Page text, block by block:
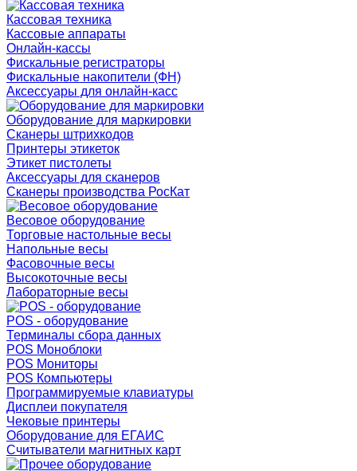
Кассовая техника
Кассовые аппараты
Онлайн-кассы
Фискальные регистраторы
Фискальные накопители (ФН)
Аксессуары для онлайн-касс
Оборудование для маркировки
Сканеры штрихкодов
Принтеры этикеток
Этикет пистолеты
Аксессуары для сканеров
Сканеры производства РосКат
Весовое оборудование
Торговые настольные весы
Напольные весы
Фасовочные весы
Высокоточные весы
Лабораторные весы
POS - оборудование
Терминалы сбора данных
POS Моноблоки
POS Мониторы
POS Компьютеры
Программируемые клавиатуры
Дисплеи покупателя
Чековые принтеры
Оборудование для ЕГАИС
Считыватели магнитных карт